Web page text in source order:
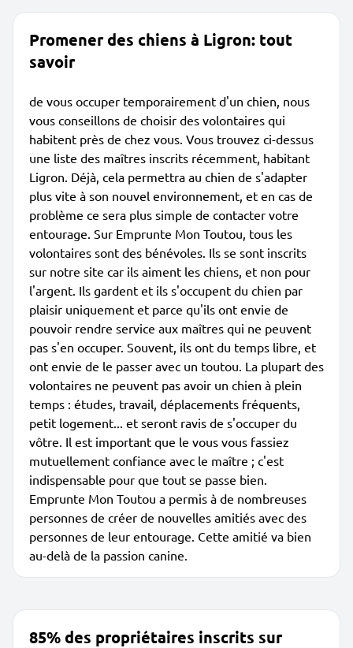
Promener des chiens à Ligron: tout
savoir
de vous occuper temporairement d'un chien, nous
vous conseillons de choisir des volontaires qui
habitent près de chez vous. Vous trouvez ci-dessus
une liste des maîtres inscrits récemment, habitant
Ligron. Déjà, cela permettra au chien de s'adapter
plus vite à son nouvel environnement, et en cas de
problème ce sera plus simple de contacter votre
entourage. Sur Emprunte Mon Toutou, tous les
volontaires sont des bénévoles. Ils se sont inscrits
sur notre site car ils aiment les chiens, et non pour
l'argent. Ils gardent et ils s'occupent du chien par
plaisir uniquement et parce qu'ils ont envie de
pouvoir rendre service aux maîtres qui ne peuvent
pas s'en occuper. Souvent, ils ont du temps libre, et
ont envie de le passer avec un toutou. La plupart des
volontaires ne peuvent pas avoir un chien à plein
temps : études, travail, déplacements fréquents,
petit logement... et seront ravis de s'occuper du
vôtre. Il est important que le vous vous fassiez
mutuellement confiance avec le maître ; c'est
indispensable pour que tout se passe bien.
Emprunte Mon Toutou a permis à de nombreuses
personnes de créer de nouvelles amitiés avec des
personnes de leur entourage. Cette amitié va bien
au-delà de la passion canine.
85% des propriétaires inscrits sur